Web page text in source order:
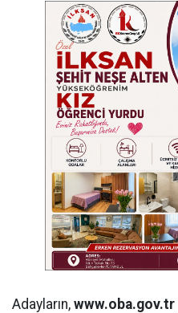
Adayların, www.oba.gov.tr